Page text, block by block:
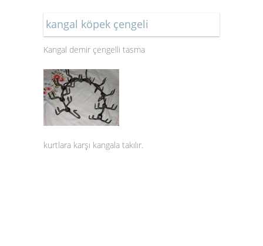
kangal köpek çengeli
Kangal demir çengelli tasma
kurtlara karşı kangala takılır.